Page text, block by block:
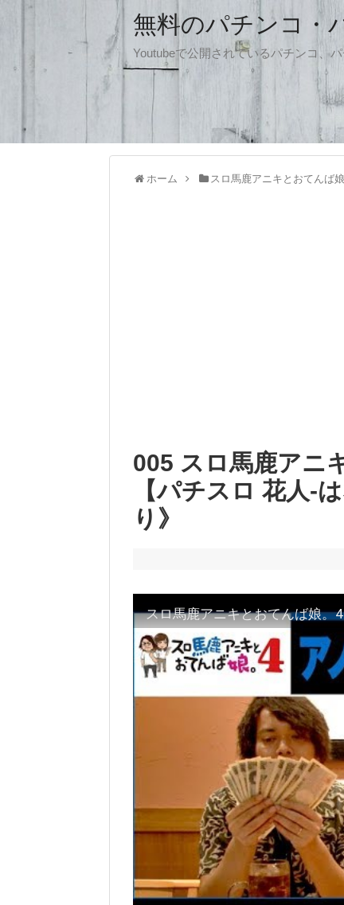
無料のパチンコ・
Youtubeで公開されているパチンコ、
ホーム スロ馬鹿アニキとおてんば娘
005 スロ馬鹿アニ
【パチスロ 花人-
り》